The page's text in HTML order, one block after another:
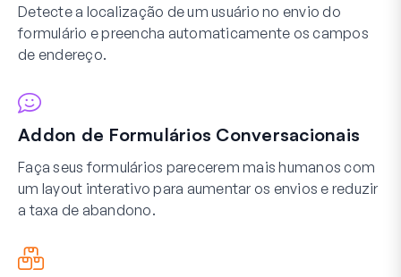
Detecte a localização de um usuário no envio do
formulário e preencha automaticamente os campos
de endereço.
Addon de Formulários Conversacionais
Faça seus formulários parecerem mais humanos com
um layout interativo para aumentar os envios e reduzir
a taxa de abandono.